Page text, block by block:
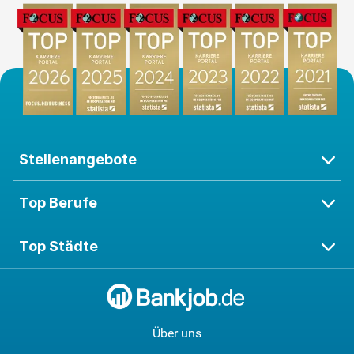
Stellenangebote
Top Berufe
Top Städte
Über uns